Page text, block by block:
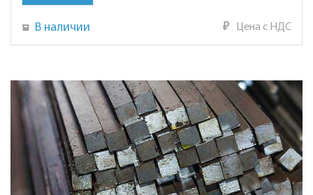
В наличии ₽ Цена с НДС